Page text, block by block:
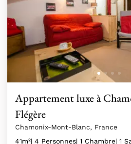
Appartement luxe à
Flégère
Chamonix-Mont-Blanc, France
41m²| 4 Personnes| 1 Chambre| 1